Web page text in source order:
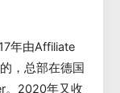
年由Affiliate
，总部在德国
。2020年又收